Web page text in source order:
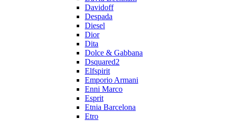
Davidoff
Despada
Diesel
Dior
Dita
Dolce & Gabbana
Dsquared2
Elfspirit
Emporio Armani
Enni Marco
Esprit
Etnia Barcelona
Etro